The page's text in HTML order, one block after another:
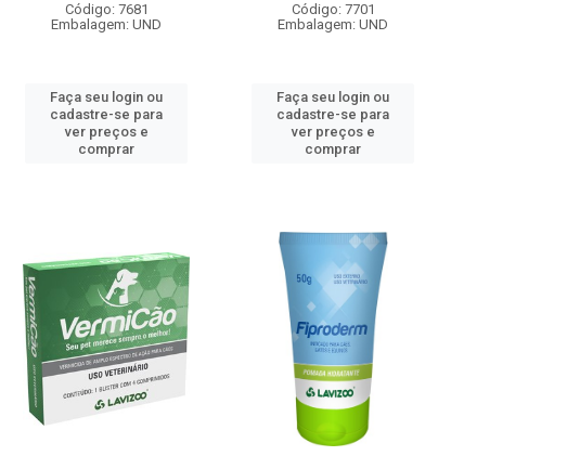
Código: 7681
Embalagem: UND
Faça seu login ou
cadastre-se para
ver preços e
comprar
Código: 7701
Embalagem: UND
Faça seu login ou
cadastre-se para
ver preços e
comprar